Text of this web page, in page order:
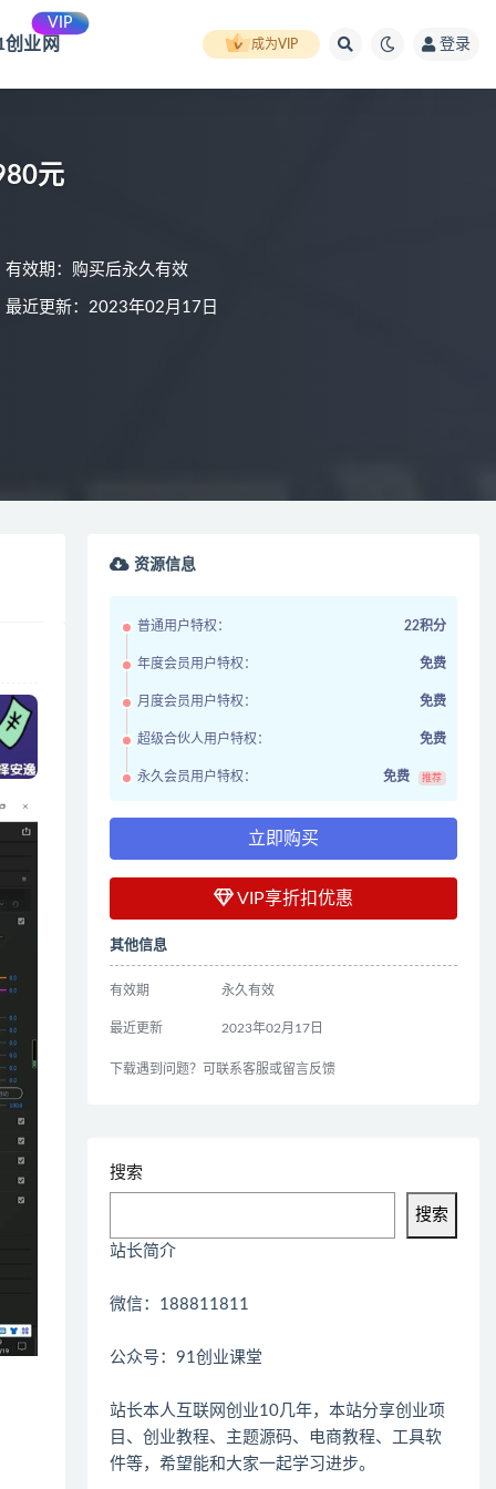
创业网
VIP
成为VIP 登录
元
有效期：购买后永久有效
最近更新：2023年02月17日
资源信息
普通用户特权： 22积分
年度会员用户特权： 免费
月度会员用户特权： 免费
超级合伙人用户特权： 免费
永久会员用户特权： 免费 推荐
立即购买
VIP享折扣优惠
其他信息
有效期 永久有效
最近更新 2023年02月17日
下载遇到问题？可联系客服或留言反馈
搜索
搜索
站长简介
微信：188811811
公众号：91创业课堂
站长本人互联网创业10几年，本站分享创业项
目、创业教程、主题源码、电商教程、工具软
件等，希望能和大家一起学习进步。